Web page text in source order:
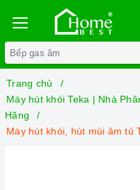
Trang chủ
Máy hút khói Teka | Nhà
Hãng
Máy hút khói, hút mùi âm tủ